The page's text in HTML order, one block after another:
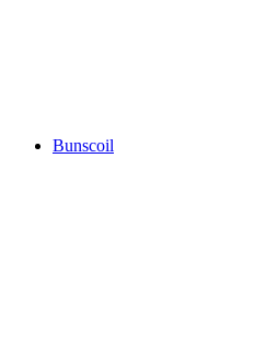
Bunscoil